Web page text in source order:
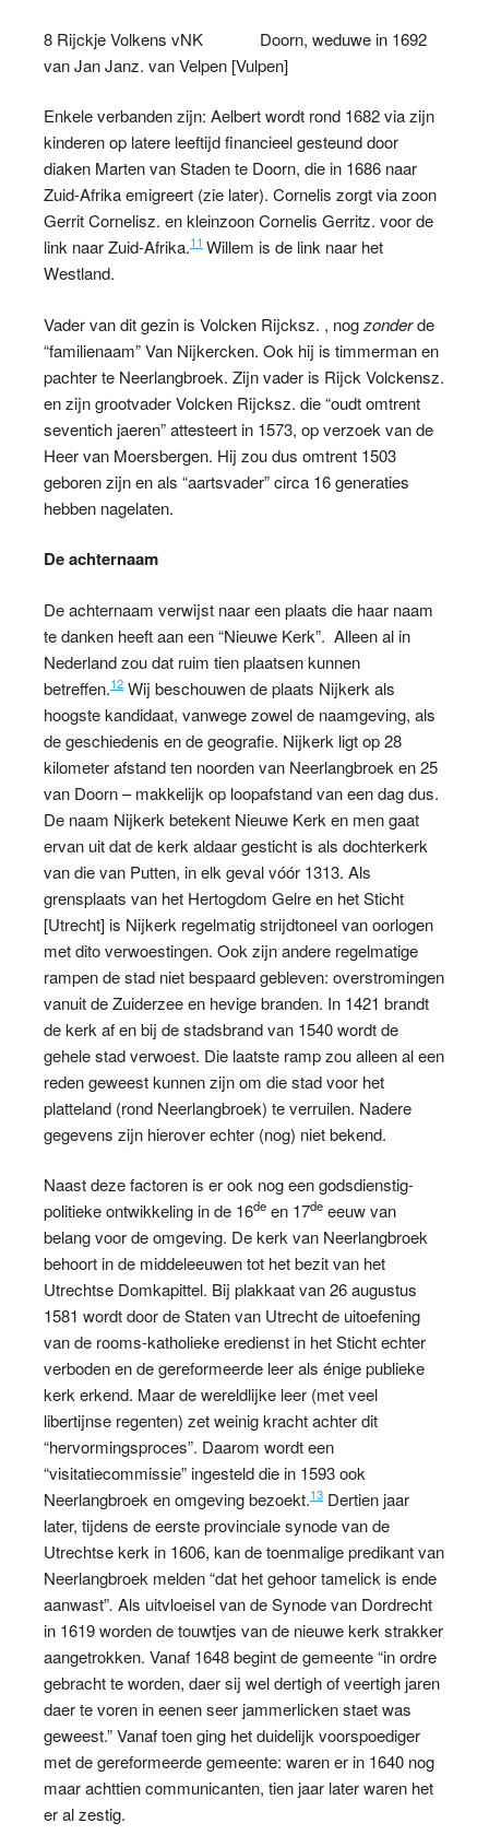
8 Rijckje Volkens vNK Doorn, weduwe in 1692
van Jan Janz. van Velpen [Vulpen]
Enkele verbanden zijn: Aelbert wordt rond 1682 via zijn
kinderen op latere leeftijd financieel gesteund door
diaken Marten van Staden te Doorn, die in 1686 naar
Zuid-Afrika emigreert (zie later). Cornelis zorgt via zoon
Gerrit Cornelisz. en kleinzoon Cornelis Gerritz. voor de
link naar Zuid-Afrika.11 Willem is de link naar het
Westland.
Vader van dit gezin is Volcken Rijcksz. , nogzonderde
“familienaam” Van Nijkercken. Ook hij is timmerman en
pachter te Neerlangbroek. Zijn vader is Rijck Volckensz.
en zijn grootvader Volcken Rijcksz. die “oudt omtrent
seventich jaeren” attesteert in 1573, op verzoek van de
Heer van Moersbergen. Hij zou dus omtrent 1503
geboren zijn en als “aartsvader” circa 16 generaties
hebben nagelaten.
De achternaam
De achternaam verwijst naar een plaats die haar naam
te danken heeft aan een “Nieuwe Kerk”. Alleen al in
Nederland zou dat ruim tien plaatsen kunnen
betreffen.12 Wij beschouwen de plaats Nijkerk als
hoogste kandidaat, vanwege zowel de naamgeving, als
de geschiedenis en de geografie. Nijkerk ligt op 28
kilometer afstand ten noorden van Neerlangbroek en 25
van Doorn – makkelijk op loopafstand van een dag dus.
De naam Nijkerk betekent Nieuwe Kerk en men gaat
ervan uit dat de kerk aldaar gesticht is als dochterkerk
van die van Putten, in elk geval vóór 1313. Als
grensplaats van het Hertogdom Gelre en het Sticht
[Utrecht] is Nijkerk regelmatig strijdtoneel van oorlogen
met dito verwoestingen. Ook zijn andere regelmatige
rampen de stad niet bespaard gebleven: overstromingen
vanuit de Zuiderzee en hevige branden. In 1421 brandt
de kerk af en bij de stadsbrand van 1540 wordt de
gehele stad verwoest. Die laatste ramp zou alleen al een
reden geweest kunnen zijn om die stad voor het
platteland (rond Neerlangbroek) te verruilen. Nadere
gegevens zijn hierover echter (nog) niet bekend.
Naast deze factoren is er ook nog een godsdienstig-
politieke ontwikkeling in de 16de en 17de eeuw van
belang voor de omgeving. De kerk van Neerlangbroek
behoort in de middeleeuwen tot het bezit van het
Utrechtse Domkapittel. Bij plakkaat van 26 augustus
1581 wordt door de Staten van Utrecht de uitoefening
van de rooms-katholieke eredienst in het Sticht echter
verboden en de gereformeerde leer als énige publieke
kerk erkend. Maar de wereldlijke leer (met veel
libertijnse regenten) zet weinig kracht achter dit
“hervormingsproces”. Daarom wordt een
“visitatiecommissie” ingesteld die in 1593 ook
Neerlangbroek en omgeving bezoekt.13 Dertien jaar
later, tijdens de eerste provinciale synode van de
Utrechtse kerk in 1606, kan de toenmalige predikant van
Neerlangbroek melden “dat het gehoor tamelick is ende
aanwast”. Als uitvloeisel van de Synode van Dordrecht
in 1619 worden de touwtjes van de nieuwe kerk strakker
aangetrokken. Vanaf 1648 begint de gemeente “in ordre
gebracht te worden, daer sij wel dertigh of veertigh jaren
daer te voren in eenen seer jammerlicken staet was
geweest.” Vanaf toen ging het duidelijk voorspoediger
met de gereformeerde gemeente: waren er in 1640 nog
maar achttien communicanten, tien jaar later waren het
er al zestig.